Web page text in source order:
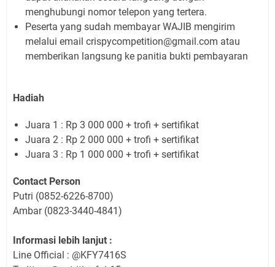
menghubungi nomor telepon yang tertera.
Peserta yang sudah membayar WAJIB mengirim
melalui email crispycompetition@gmail.com atau
memberikan langsung ke panitia bukti pembayaran
Hadiah
Juara 1 : Rp 3 000 000 + trofi + sertifikat
Juara 2 : Rp 2 000 000 + trofi + sertifikat
Juara 3 : Rp 1 000 000 + trofi + sertifikat
Contact Person
Putri (0852-6226-8700)
Ambar (0823-3440-4841)
Informasi lebih lanjut :
Line Official : @KFY7416S